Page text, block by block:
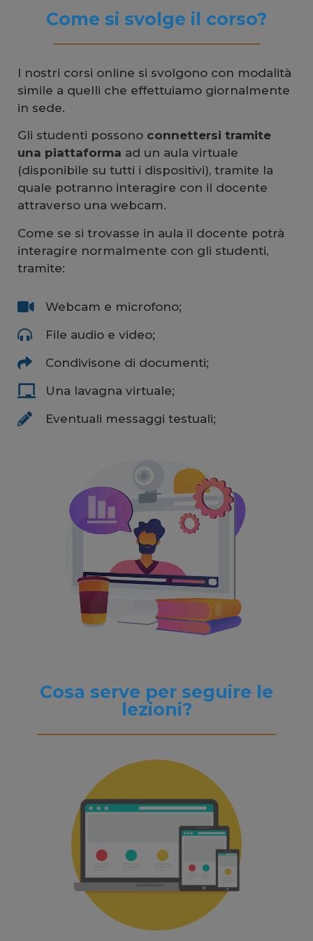
Come si svolge il corso?
I nostri corsi online si svolgono con modalità
simile a quelli che effettuiamo giornalmente
in sede.
Gli studenti possono connettersi tramite
una piattaforma ad un aula virtuale
(disponibile su tutti i dispositivi), tramite la
quale potranno interagire con il docente
attraverso una webcam.
Come se si trovasse in aula il docente potrà
interagire normalmente con gli studenti,
tramite:
Webcam e microfono;
File audio e video;
Condivisone di documenti;
Una lavagna virtuale;
Eventuali messaggi testuali;
Cosa serve per seguire le
lezioni?